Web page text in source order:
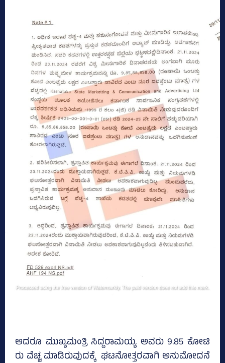
ಆದರೂ ಮುಖ್ಯಮಂತ್ರಿ ಸಿದ್ದರಾಮಯ್ಯ ಅವರು 9.85 ಕೋಟಿ
ರು ವೆಚ್ಚ ಮಾಡಿರುವುದಕ್ಕೆ ಘಟನೋತ್ತರವಾಗಿ ಅನುಮೋದನೆ